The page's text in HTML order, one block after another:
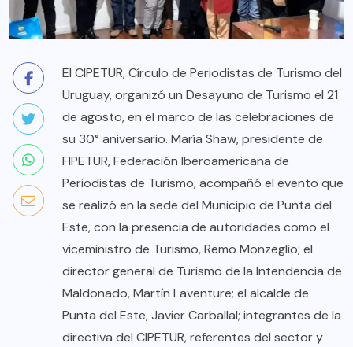
El CIPETUR, Círculo de Periodistas de Turismo del
Uruguay, organizó un Desayuno de Turismo el 21
de agosto, en el marco de las celebraciones de
su 30° aniversario. María Shaw, presidente de
FIPETUR, Federación Iberoamericana de
Periodistas de Turismo, acompañó el evento que
se realizó en la sede del Municipio de Punta del
Este, con la presencia de autoridades como el
viceministro de Turismo, Remo Monzeglio; el
director general de Turismo de la Intendencia de
Maldonado, Martín Laventure; el alcalde de
Punta del Este, Javier Carballal; integrantes de la
directiva del CIPETUR, referentes del sector y